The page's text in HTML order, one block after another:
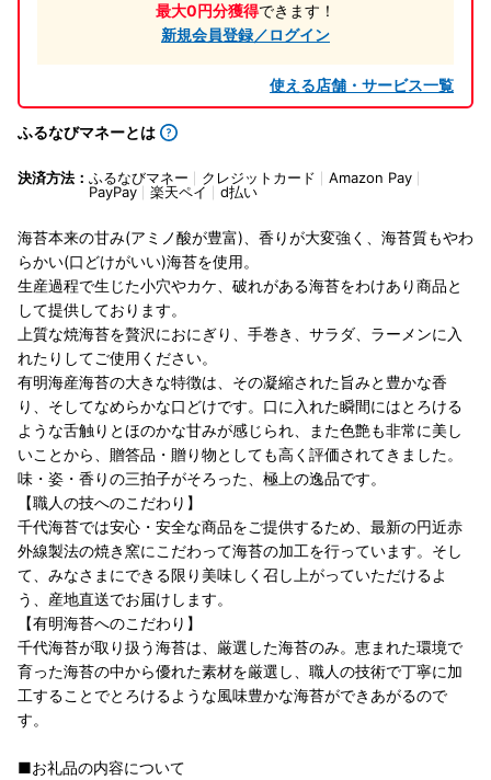
最大0円分獲得できます！
新規会員登録／ログイン
使える店舗・サービス一覧
ふるなびマネーとは
決済方法： ふるなびマネー クレジットカード
Amazon Pay
PayPay
楽天ペイ d払い
海苔本来の甘み(アミノ酸が豊富)、香りが大変強く、海苔質もやわ
らかい(口どけがいい)海苔を使用。
生産過程で生じた小穴やカケ、破れがある海苔をわけあり商品と
して提供しております。
上質な焼海苔を贅沢におにぎり、手巻き、サラダ、ラーメンに入
れたりしてご使用ください。
有明海産海苔の大きな特徴は、その凝縮された旨みと豊かな香
り、そしてなめらかな口どけです。口に入れた瞬間にはとろける
ような舌触りとほのかな甘みが感じられ、また色艶も非常に美し
いことから、贈答品・贈り物としても高く評価されてきました。
味・姿・香りの三拍子がそろった、極上の逸品です。
【職人の技へのこだわり】
千代海苔では安心・安全な商品をご提供するため、最新の円近赤
外線製法の焼き窯にこだわって海苔の加工を行っています。そし
て、みなさまにできる限り美味しく召し上がっていただけるよ
う、産地直送でお届けします。
【有明海苔へのこだわり】
千代海苔が取り扱う海苔は、厳選した海苔のみ。恵まれた環境で
育った海苔の中から優れた素材を厳選し、職人の技術で丁寧に加
工することでとろけるような風味豊かな海苔ができあがるので
す。
■お礼品の内容について